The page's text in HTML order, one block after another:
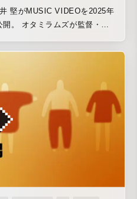
メーションのことを思い出し
本全国民にとって、最高最
堅がMUSIC VIDEOを2025年
督・ア
VIDEOのFull Version
した、80'sフレイバー溢れる
のミュージック・ビデオ。
ュー20周年の全国ホールツア
んだこの楽曲を、現在注目を
ム“OTAMIRAMS(オタミラム
ュートでファンシーな80's感満
ック・ビデオへと仕上げた。